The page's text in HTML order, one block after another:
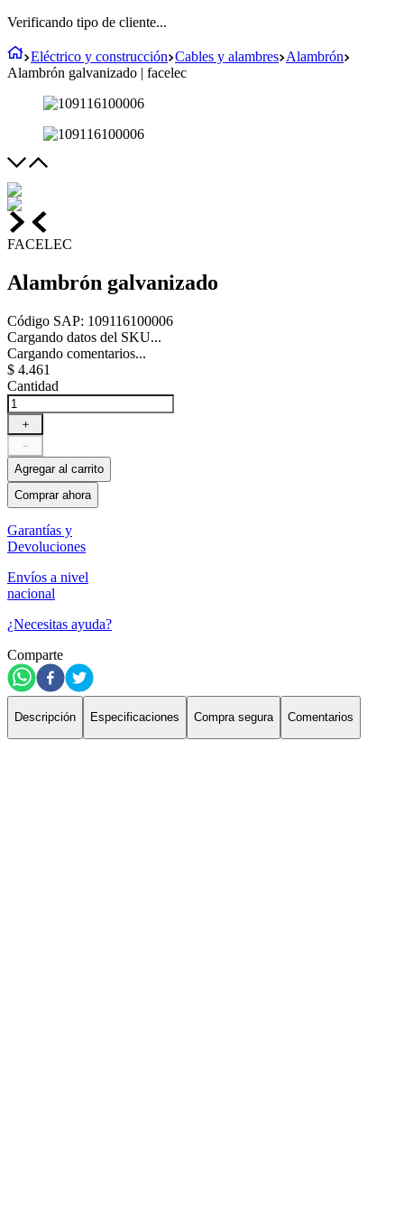
Verificando tipo de cliente...
Eléctrico y construcción Cables y alambres Alambrón
Alambrón galvanizado | facelec
FACELEC
Alambrón galvanizado
Código SAP: 109116100006
Cargando datos del SKU...
Cargando comentarios...
$ 4.461
Cantidad
＋
－
Agregar al carrito
Comprar ahora
Garantías y
Devoluciones
Envíos a nivel
nacional
¿Necesitas ayuda?
Comparte
Descripción Especificaciones Compra segura Comentarios